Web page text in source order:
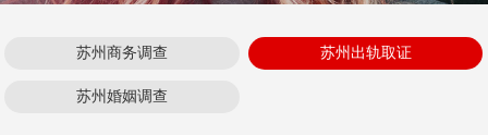
苏州商务调查 苏州出轨取证
苏州婚姻调查